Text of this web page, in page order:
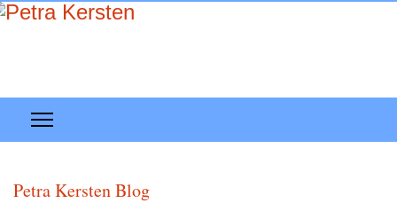
Petra Kersten Blog